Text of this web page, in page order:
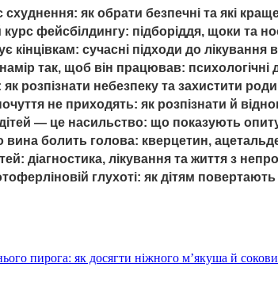
як обрати безпечні та які
фейсбілдингу: підборіддя, щоки та
кінцівкам: сучасні підходи до
так, щоб він працював: психологічні
як розпізнати небезпеку та захистити
не приходять: як розпізнати й
— це насильство: що показують
вина болить голова: кверцетин,
діагностика, лікування та життя з
глухоті: як дітям
пирога: як досягти ніжного м’якуша й